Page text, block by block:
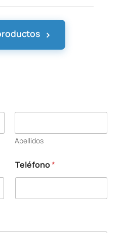
›
Apellidos
Teléfono*